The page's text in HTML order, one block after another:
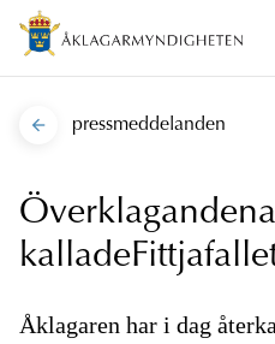
pressmeddelanden
Åklagaren har i dag